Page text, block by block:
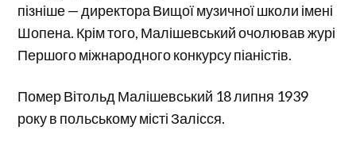
пізніше — директора Вищої музичної школи імені
Шопена. Крім того, Малішевський очолював журі
Першого міжнародного конкурсу піаністів.
Помер Вітольд Малішевський 18 липня 1939
року в польському місті Залісся.